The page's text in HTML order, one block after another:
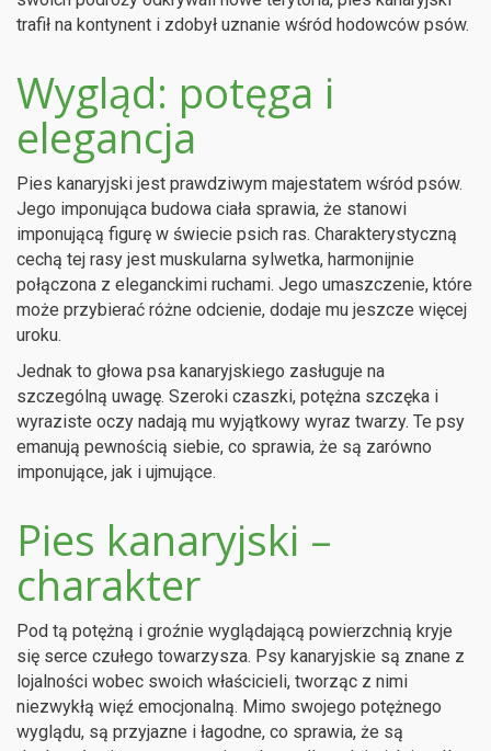
trafił na kontynent i zdobył uznanie wśród hodowców psów.
Wygląd: potęga i
elegancja
Pies kanaryjski jest prawdziwym majestatem wśród psów.
Jego imponująca budowa ciała sprawia, że stanowi
imponującą figurę w świecie psich ras. Charakterystyczną
cechą tej rasy jest muskularna sylwetka, harmonijnie
połączona z eleganckimi ruchami. Jego umaszczenie, które
może przybierać różne odcienie, dodaje mu jeszcze więcej
uroku.
Jednak to głowa psa kanaryjskiego zasługuje na
szczególną uwagę. Szeroki czaszki, potężna szczęka i
wyraziste oczy nadają mu wyjątkowy wyraz twarzy. Te psy
emanują pewnością siebie, co sprawia, że są zarówno
imponujące, jak i ujmujące.
Pies kanaryjski –
charakter
Pod tą potężną i groźnie wyglądającą powierzchnią kryje
się serce czułego towarzysza. Psy kanaryjskie są znane z
lojalności wobec swoich właścicieli, tworząc z nimi
niezwykłą więź emocjonalną. Mimo swojego potężnego
wyglądu, są przyjazne i łagodne, co sprawia, że są